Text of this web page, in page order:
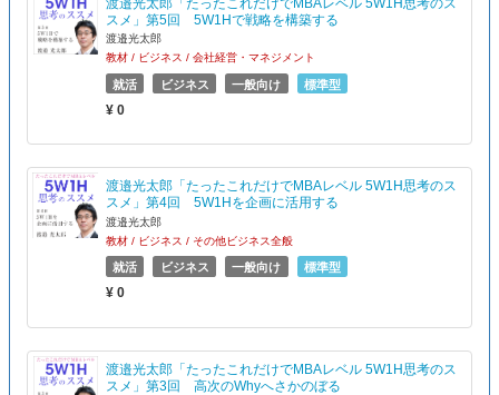
スメ」第5回 5W1Hで戦略を構築する
渡邉光太郎
教材 / ビジネス / 会社経営・マネジメント
就活 ビジネス 一般向け 標準型
¥ 0
渡邉光太郎「たったこれだけでMBAレベル 5W1H思考のス
スメ」第4回 5W1Hを企画に活用する
渡邉光太郎
教材 / ビジネス / その他ビジネス全般
就活 ビジネス 一般向け 標準型
¥ 0
渡邉光太郎「たったこれだけでMBAレベル 5W1H思考のス
スメ」第3回 高次のWhyへさかのぼる